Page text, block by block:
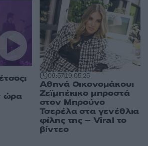
ώρα
09:5719.05.25
Αθηνά Οικονομάκου:
Zεϊμπέκικο μπροστά
στον Μπρούνο
Τσερέλα στα γενέθλια
φίλης της – Viral το
βίντεο